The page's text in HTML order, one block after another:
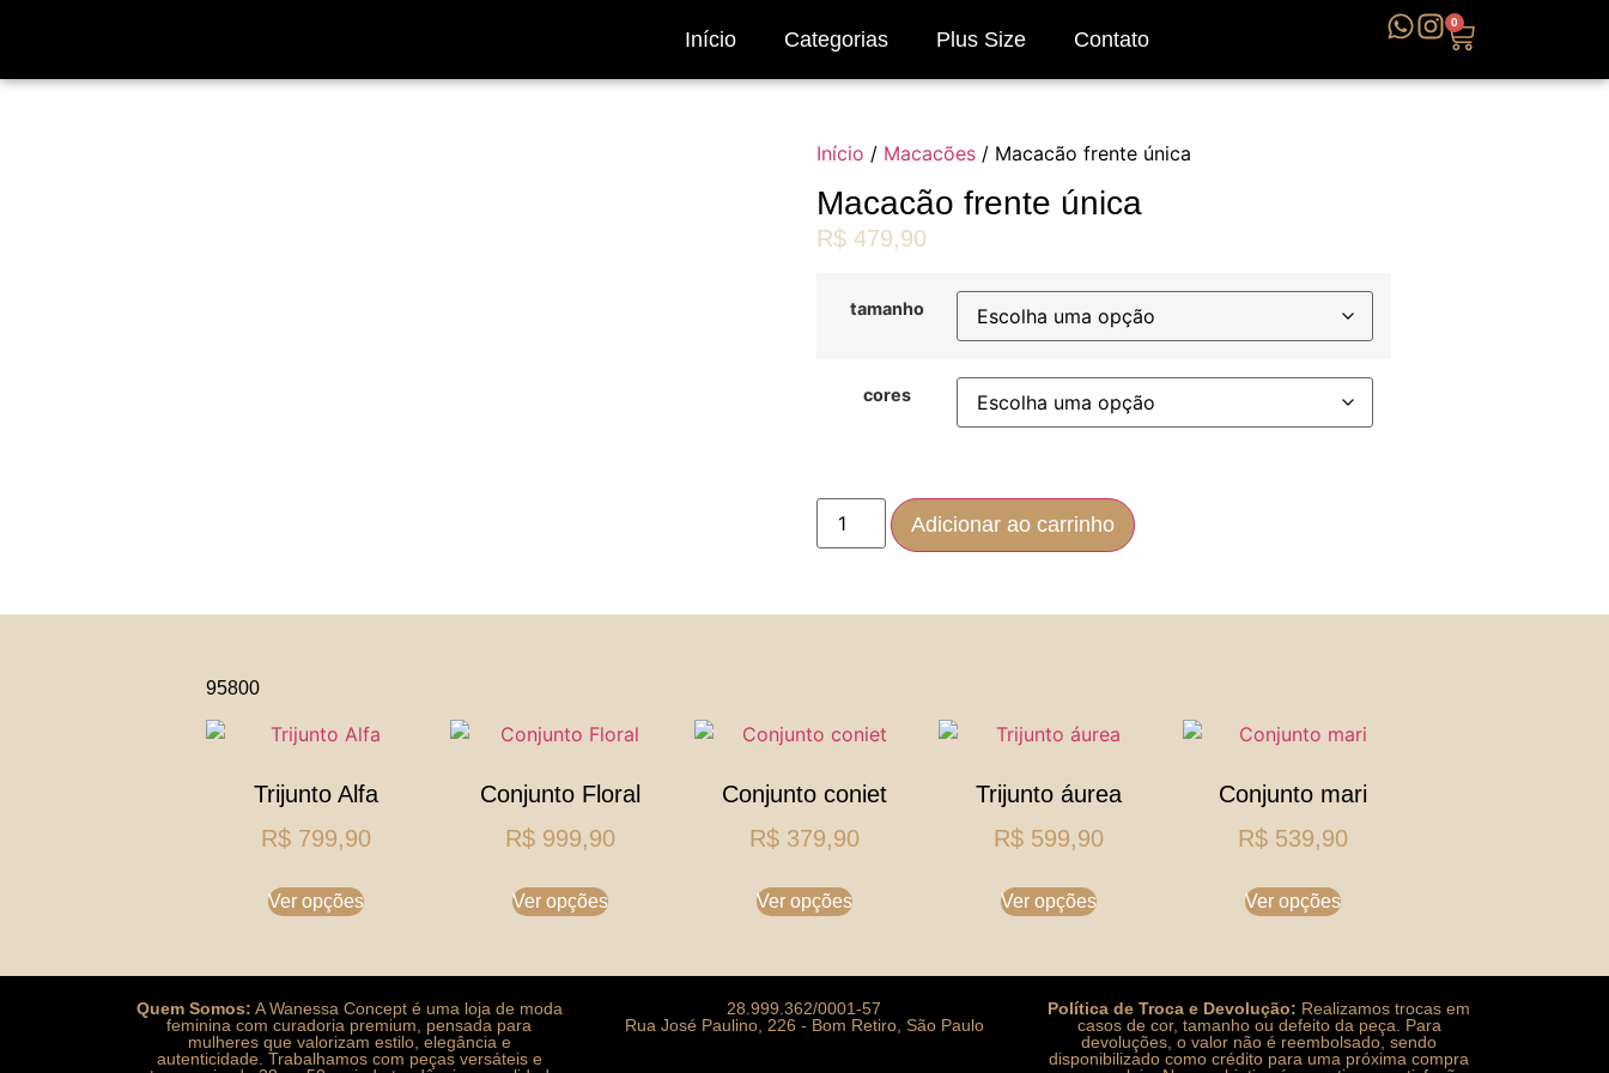
Início Categorias Plus Size Contato
0
Início / Macacões / Macacão frente única
Macacão frente única
R$ 479,90
tamanho
cores
Adicionar ao carrinho
95800
Trijunto Alfa
R$ 799,90
Ver opções
Conjunto Floral
R$ 999,90
Ver opções
Conjunto coniet
R$ 379,90
Ver opções
Trijunto áurea
R$ 599,90
Ver opções
Conjunto mari
R$ 539,90
Ver opções
Quem Somos: A Wanessa Concept é uma loja de moda
feminina com curadoria premium, pensada para
mulheres que valorizam estilo, elegância e
autenticidade. Trabalhamos com peças versáteis e
28.999.362/0001-57
Rua José Paulino, 226 - Bom Retiro, São Paulo
Política de Troca e Devolução: Realizamos trocas em
casos de cor, tamanho ou defeito da peça. Para
devoluções, o valor não é reembolsado, sendo
disponibilizado como crédito para uma próxima compra